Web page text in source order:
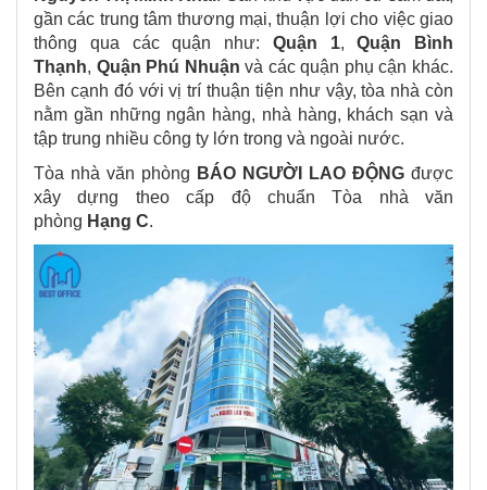
gần các trung tâm thương mại, thuận lợi cho việc giao
thông qua các quận như: Quận 1,Quận Bình
Thạnh, Quận Phú Nhuận và các quận phụ cận khác.
Bên cạnh đó với vị trí thuận tiện như vậy, tòa nhà còn
nằm gần những ngân hàng, nhà hàng, khách sạn và
tập trung nhiều công ty lớn trong và ngoài nước.
Tòa nhà văn phòng BÁO NGƯỜI LAO ĐỘNG được
xây dựng theo cấp độ chuẩn Tòa nhà văn
phòng Hạng C.